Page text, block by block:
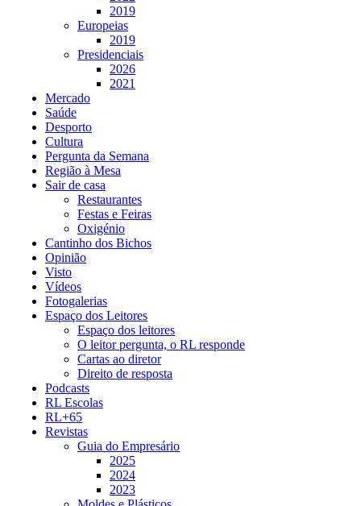
2019
Europeias
2019
Presidenciais
2026
2021
Mercado
Saúde
Desporto
Cultura
Pergunta da Semana
Região à Mesa
Sair de casa
Restaurantes
Festas e Feiras
Oxigénio
Cantinho dos Bichos
Opinião
Visto
Vídeos
Fotogalerias
Espaço dos Leitores
Espaço dos leitores
O leitor pergunta, o RL responde
Cartas ao diretor
Direito de resposta
Podcasts
RL Escolas
RL+65
Revistas
Guia do Empresário
2025
2024
2023